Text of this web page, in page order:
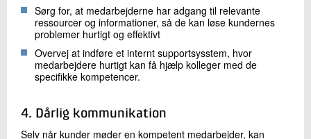
Sørg for, at medarbejderne har adgang til relevante
ressourcer og informationer, så de kan løse kundernes
problemer hurtigt og effektivt
Overvej at indføre et internt supportsysstem, hvor
medarbejdere hurtigt kan få hjælp kolleger med de
specifikke kompetencer.
4. Dårlig kommunikation
Selv når kunder møder en kompetent medarbejder, kan